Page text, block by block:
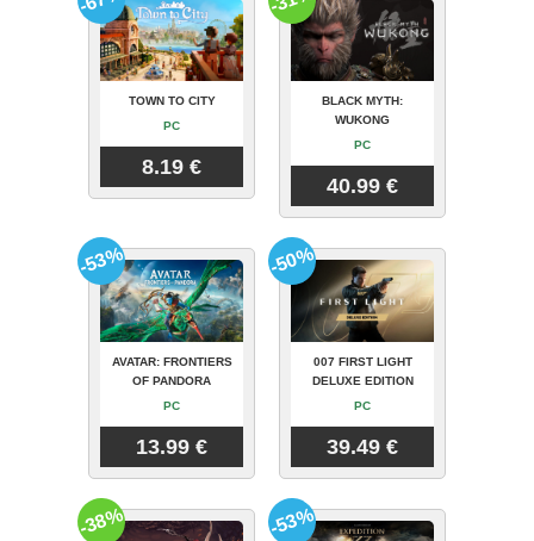
TOWN TO CITY
PC
8.19 €
BLACK MYTH:
WUKONG
PC
40.99 €
AVATAR: FRONTIERS
OF PANDORA
PC
13.99 €
-53%
007 FIRST LIGHT
DELUXE EDITION
PC
39.49 €
-50%
-38% -53%